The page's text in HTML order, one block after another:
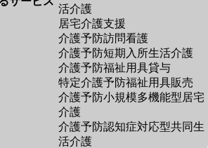
活介護
居宅介護支援
介護予防訪問看護
介護予防短期入所生活介護
介護予防福祉用具貸与
特定介護予防福祉用具販売
介護予防小規模多機能型居宅
介護
介護予防認知症対応型共同生
活介護